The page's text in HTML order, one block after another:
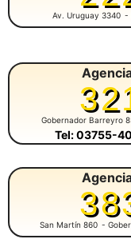
Av. Uruguay 3340 -
Gobernador Barreyro
Tel: 03755-
San Martín 860 -